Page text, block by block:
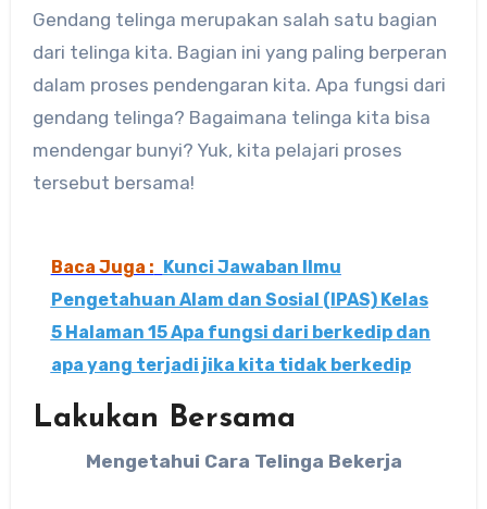
Gendang telinga merupakan salah satu bagian
dari telinga kita. Bagian ini yang paling berperan
dalam proses pendengaran kita. Apa fungsi dari
gendang telinga? Bagaimana telinga kita bisa
mendengar bunyi? Yuk, kita pelajari proses
tersebut bersama!
Baca Juga : Kunci Jawaban Ilmu
Pengetahuan Alam dan Sosial (IPAS) Kelas
5 Halaman 15 Apa fungsi dari berkedip dan
apa yang terjadi jika kita tidak berkedip
Lakukan Bersama
Mengetahui Cara Telinga Bekerja